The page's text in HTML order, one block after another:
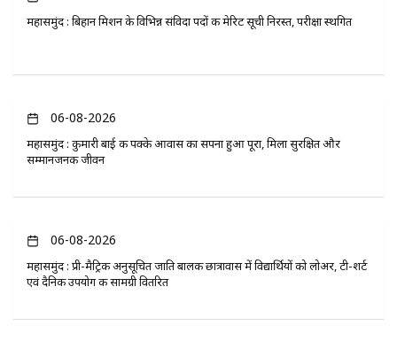
महासमुंद : बिहान मिशन के विभिन्न संविदा पदों की मेरिट सूची निरस्त, परीक्षा स्थगित
06-08-2026
महासमुंद : कुमारी बाई की पक्के आवास का सपना हुआ पूरा, मिला सुरक्षित और
सम्मानजनक जीवन
06-08-2026
महासमुंद : प्री-मैट्रिक अनुसूचित जाति बालक छात्रावास में विद्यार्थियों को लोअर, टी-शर्ट
एवं दैनिक उपयोग की सामग्री वितरित